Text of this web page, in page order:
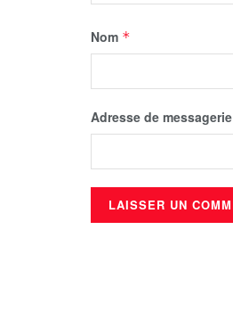
Nom *
Adresse de messagerie